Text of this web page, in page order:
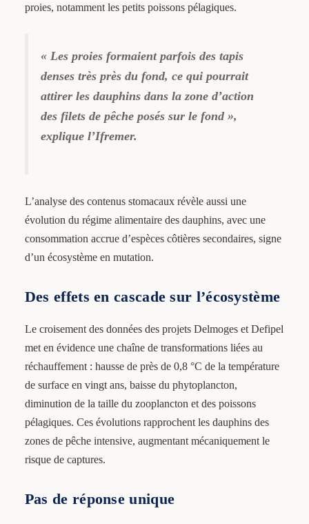
proies, notamment les petits poissons pélagiques.
« Les proies formaient parfois des tapis
denses très près du fond, ce qui pourrait
attirer les dauphins dans la zone d’action
des filets de pêche posés sur le fond »,
explique l’Ifremer.
L’analyse des contenus stomacaux révèle aussi une
évolution du régime alimentaire des dauphins, avec une
consommation accrue d’espèces côtières secondaires, signe
d’un écosystème en mutation.
Des effets en cascade sur l’écosystème
Le croisement des données des projets Delmoges et Defipel
met en évidence une chaîne de transformations liées au
réchauffement : hausse de près de 0,8 °C de la température
de surface en vingt ans, baisse du phytoplancton,
diminution de la taille du zooplancton et des poissons
pélagiques. Ces évolutions rapprochent les dauphins des
zones de pêche intensive, augmentant mécaniquement le
risque de captures.
Pas de réponse unique